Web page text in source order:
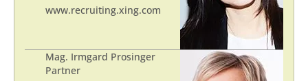
www.recruiting.xing.com
Mag. Irmgard Prosinger
Partner